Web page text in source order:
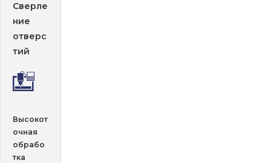
Сверле
ние
отверс
тий
Высокот
очная
обрабо
тка